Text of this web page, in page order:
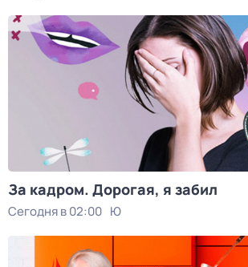
За кадром. Дорогая, я забил
Сегодня в 02:00 Ю